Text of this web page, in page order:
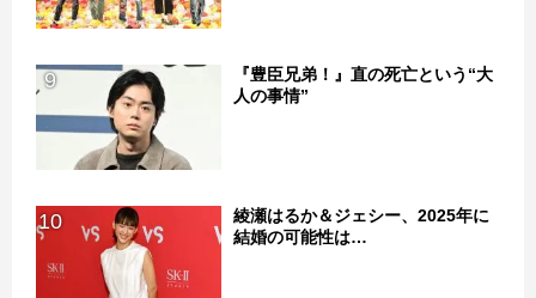
9
『豊臣兄弟！』直の死亡という“大
人の事情”
10
綾瀬はるか＆ジェシー、2025年に
結婚の可能性は…